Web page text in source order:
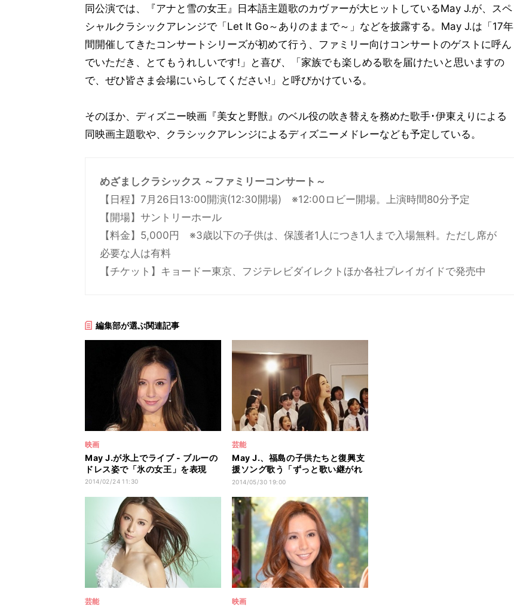
同公演では、『アナと雪の女王』日本語主題歌のカヴァーが大ヒットしているMay J.が、スペ
シャルクラシックアレンジで「Let It Go～ありのままで～」などを披露する。May J.は「17年
間開催してきたコンサートシリーズが初めて行う、ファミリー向けコンサートのゲストに呼ん
でいただき、とてもうれしいです!」と喜び、「家族でも楽しめる歌を届けたいと思いますの
で、ぜひ皆さま会場にいらしてください!」と呼びかけている。
そのほか、ディズニー映画『美女と野獣』のベル役の吹き替えを務めた歌手･伊東えりによる
同映画主題歌や、クラシックアレンジによるディズニーメドレーなども予定している。
めざましクラシックス ～ファミリーコンサート～
【日程】7月26日13:00開演(12:30開場) ※12:00ロビー開場。上演時間80分予定
【開場】サントリーホール
【料金】5,000円 ※3歳以下の子供は、保護者1人につき1人まで入場無料。ただし席が
必要な人は有料
【チケット】キョードー東京、フジテレビダイレクトほか各社プレイガイドで発売中
編集部が選ぶ関連記事
映画
May J.が氷上でライブ - ブルーの
ドレス姿で「氷の女王」を表現
2014/02/24 11:30
芸能
May J.、福島の子供たちと復興支
援ソング歌う「ずっと歌い継がれ
るように」
2014/05/30 19:00
芸能 映画